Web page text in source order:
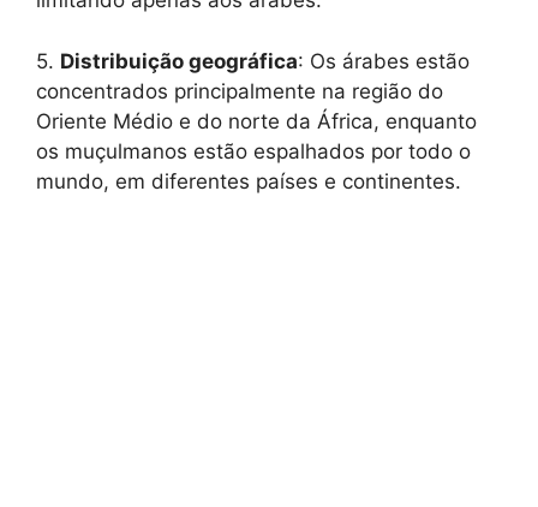
5. Distribuição geográfica: Os árabes estão
concentrados principalmente na região do
Oriente Médio e do norte da África, enquanto
os muçulmanos estão espalhados por todo o
mundo, em diferentes países e continentes.